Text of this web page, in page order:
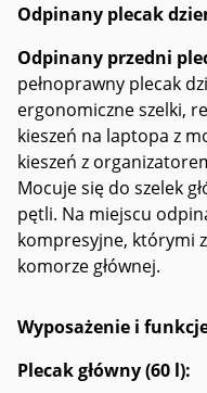
Odpinany plecak
Odpinany przedni
pełnoprawny plecak
ergonomiczne szelki,
kieszeń na laptopa z
kieszeń z
Mocuje się do szelek
pętli. Na miejscu
kompresyjne, którymi
komorze głównej.
Wyposażenie i
Plecak główny (60 l):